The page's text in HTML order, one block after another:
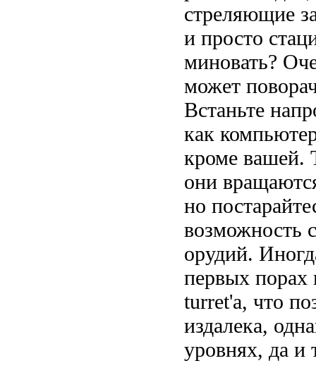
стреляющие
и просто
миновать?
может
Встаньте
как
кроме вашей.
они
но
возможность
орудий.
первых порах
turret'a, что
издалека,
уровнях, да и